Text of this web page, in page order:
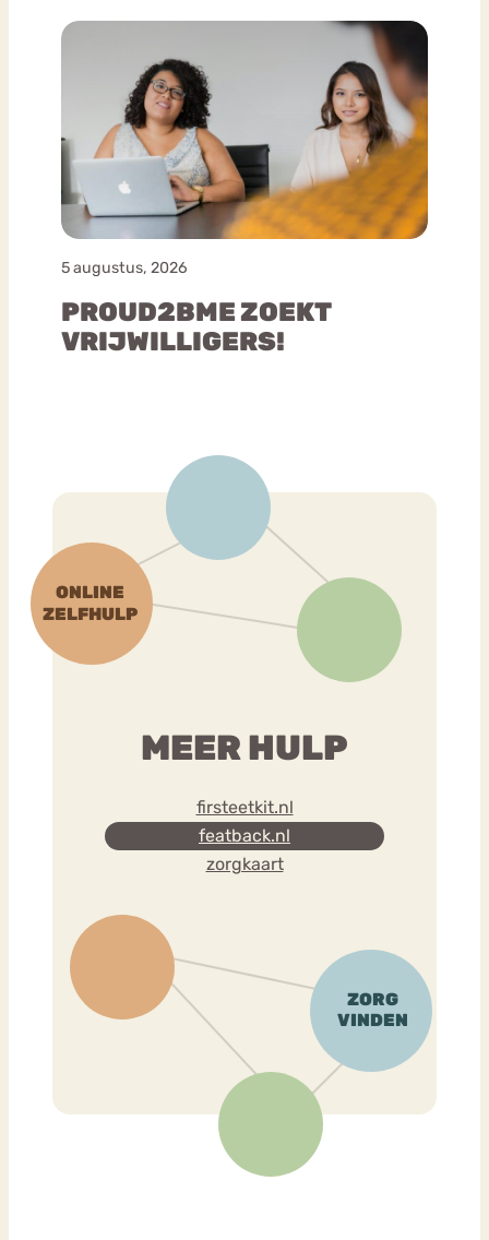
5 augustus, 2026
PROUD2BME ZOEKT
VRIJWILLIGERS!
MEER HULP
firsteetkit.nl
featback.nl
zorgkaart